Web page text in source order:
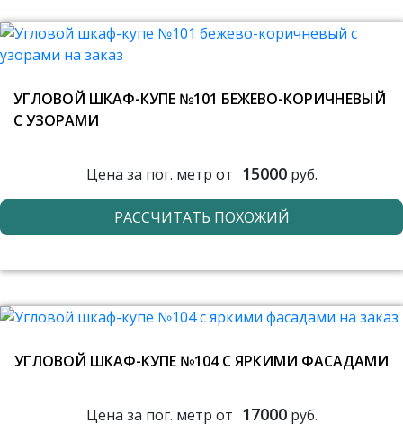
УГЛОВОЙ ШКАФ-КУПЕ №101 БЕЖЕВО-КОРИЧНЕВЫЙ
С УЗОРАМИ
Цена за пог. метр от 15000руб.
РАССЧИТАТЬ ПОХОЖИЙ
УГЛОВОЙ ШКАФ-КУПЕ №104 С ЯРКИМИ ФАСАДАМИ
Цена за пог. метр от 17000руб.